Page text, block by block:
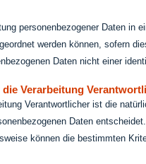
personenbezogener Daten in
werden können, sofern
Daten nicht einer
Verarbeitung
Verantwortlicher ist die
Daten
können die bestimmten